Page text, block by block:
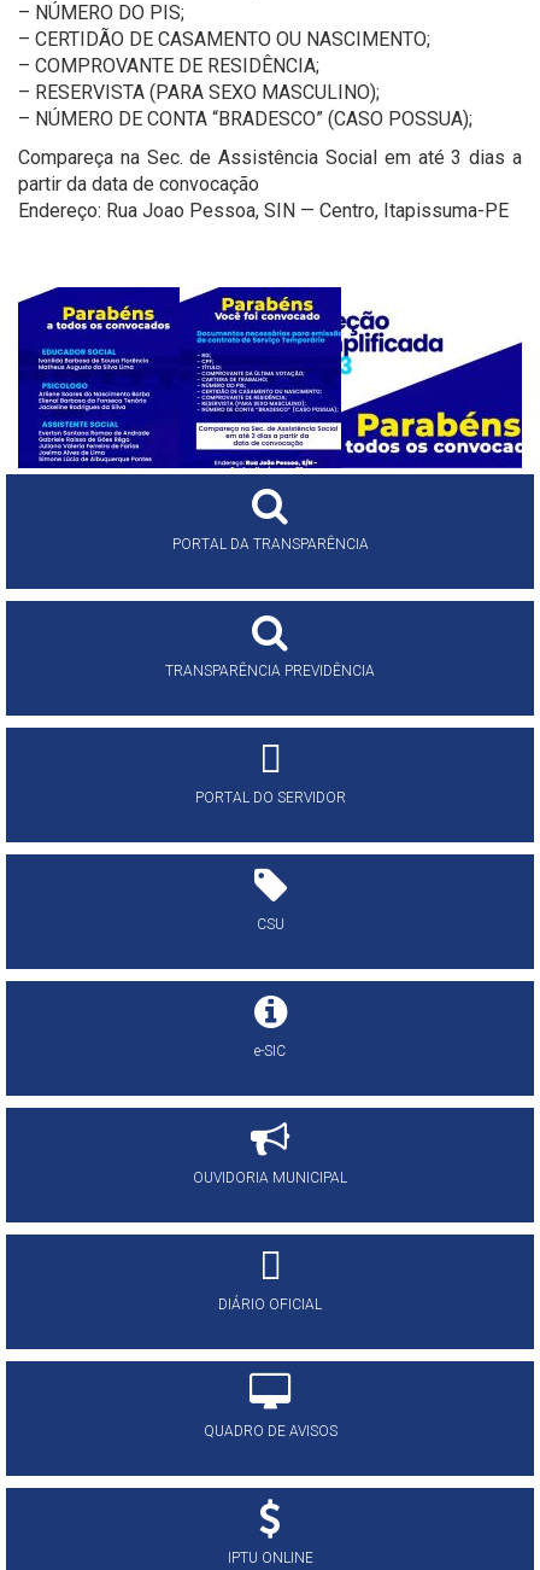
– NÚMERO DO PIS;
– CERTIDÃO DE CASAMENTO OU NASCIMENTO;
– COMPROVANTE DE RESIDÊNCIA;
– RESERVISTA (PARA SEXO MASCULINO);
– NÚMERO DE CONTA “BRADESCO” (CASO POSSUA);
Compareça na Sec. de Assistência Social em até 3 dias a
partir da data de convocação
Endereço: Rua Joao Pessoa, SIN — Centro, Itapissuma-PE
PORTAL DA TRANSPARÊNCIA
TRANSPARÊNCIA PREVIDÊNCIA
PORTAL DO SERVIDOR
CSU
e-SIC
OUVIDORIA MUNICIPAL
DIÁRIO OFICIAL
QUADRO DE AVISOS
IPTU ONLINE